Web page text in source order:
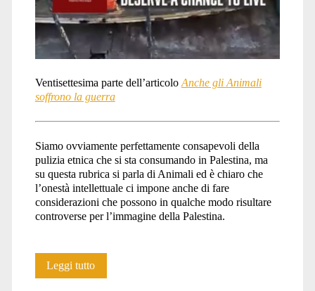
Ventisettesima parte dell’articolo Anche gli Animali
soffrono la guerra
Siamo ovviamente perfettamente consapevoli della
pulizia etnica che si sta consumando in Palestina, ma
su questa rubrica si parla di Animali ed è chiaro che
l’onestà intellettuale ci impone anche di fare
considerazioni che possono in qualche modo risultare
controverse per l’immagine della Palestina.
Leggi tuttoAnche